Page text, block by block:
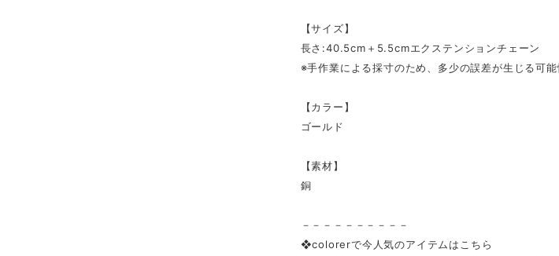
【サイズ】
長さ:40.5cm＋5.5cmエクステンションチェーン
※手作業による採寸のため、多少の誤差が生じる可能
【カラー】
ゴールド
【素材】
銅
－－－－－－－－－－
❖colorerで今人気のアイテムはこちら